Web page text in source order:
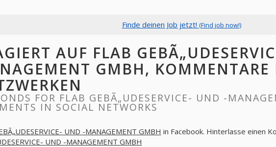
Finde deinen Job jetzt! (Find job now!)
AUF FLAB
GMBH, KOMMENTARE
FOR FLAB GEBÃ„UDESERVICE- UND -
IN SOCIAL NETWORKS
UND -MANAGEMENT GMBH in Facebook. Hinterlasse einen
UND -MANAGEMENT GMBH